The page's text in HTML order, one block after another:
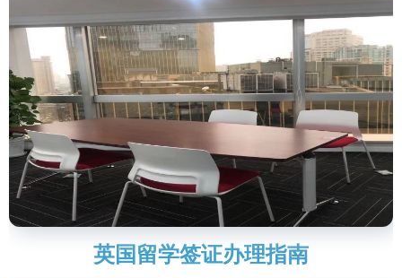
英国留学签证办理指南